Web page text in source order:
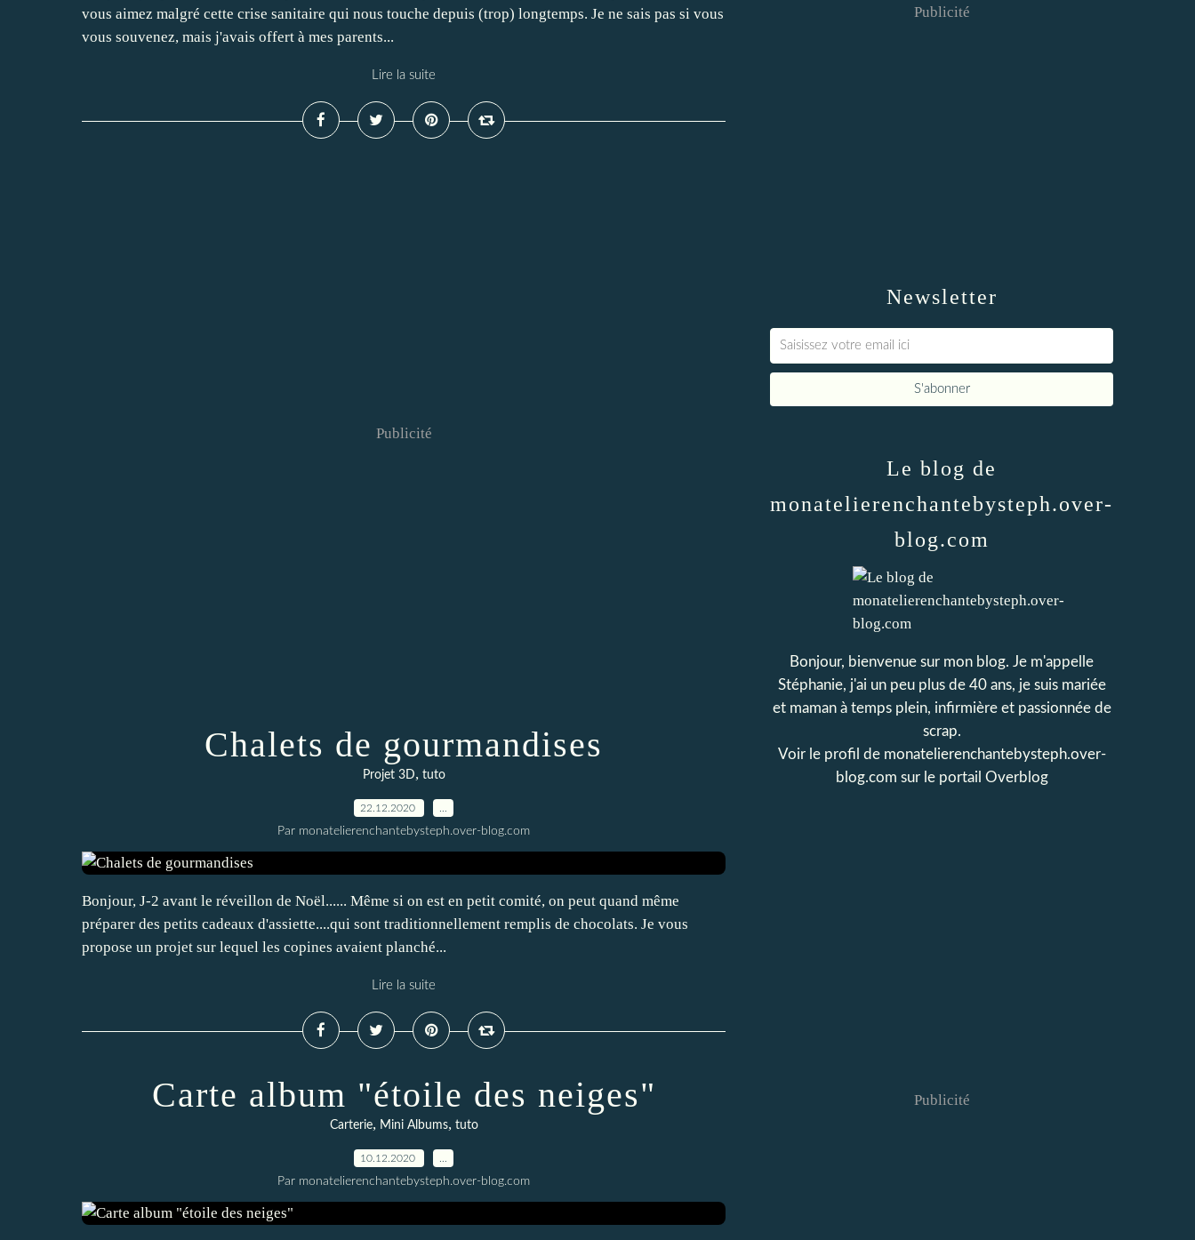
vous aimez malgré cette crise sanitaire qui nous touche depuis (trop) longtemps. Je ne sais pas si vous
vous souvenez, mais j'avais offert à mes parents...
Lire la suite
Publicité
Chalets de gourmandises
Projet 3D, tuto
22.12.2020
Par monatelierenchantebysteph.over-blog.com
Bonjour, J-2 avant le réveillon de Noël...... Même si on est en petit comité, on peut quand même
préparer des petits cadeaux d'assiette....qui sont traditionnellement remplis de chocolats. Je vous
propose un projet sur lequel les copines avaient planché...
Lire la suite
Carte album "étoile des neiges"
Carterie, Mini Albums, tuto
10.12.2020
Par monatelierenchantebysteph.over-blog.com
Newsletter
Publicité
Le blog de
monatelierenchantebysteph.over-
blog.com
Bonjour, bienvenue sur mon blog. Je m'appelle
Stéphanie, j'ai un peu plus de 40 ans, je suis mariée
et maman à temps plein, infirmière et passionnée de
scrap.
Voir le profil de monatelierenchantebysteph.over-
blog.com sur le portail Overblog
Publicité